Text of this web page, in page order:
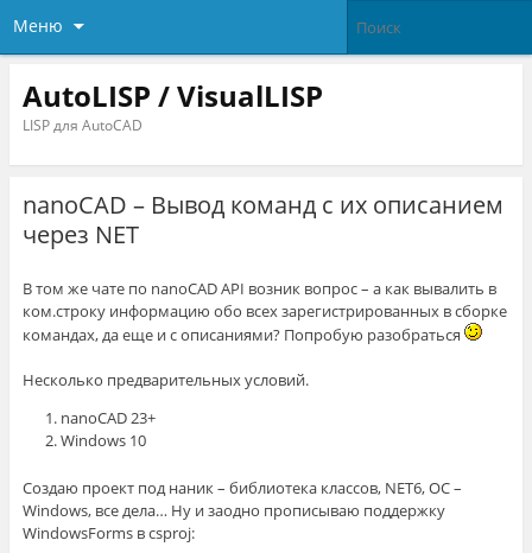
Меню
AutoLISP / VisualLISP
LISP для AutoCAD
nanoCAD – Вывод команд с их описанием
через NET
В том же чате по nanoCAD API возник вопрос – а как вывалить в
ком.строку информацию обо всех зарегистрированных в сборке
командах, да еще и с описаниями? Попробую разобраться
Несколько предварительных условий.
nanoCAD 23+
Windows 10
Создаю проект под наник – библиотека классов, NET6, ОС –
Windows, все дела… Ну и заодно прописываю поддержку
WindowsForms в csproj: